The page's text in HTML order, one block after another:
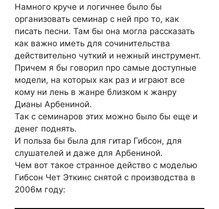
Намного круче и логичнее было бы
организовать семинар с ней про то, как
писать песни. Там бы она могла рассказать
как важно иметь для сочинительства
действительно чуткий и нежный инструмент.
Причем я бы говорил про самые доступные
модели, на которых как раз и играют все
кому ни лень в жанре близком к жанру
Дианы Арбениной.
Так с семинаров этих можно было бы еще и
денег поднять.
И польза бы была для гитар Гибсон, для
слушателей и даже для Арбениной.
Чем вот такое странное действо с моделью
Гибсон Чет Эткинс снятой с производства в
2006м году: